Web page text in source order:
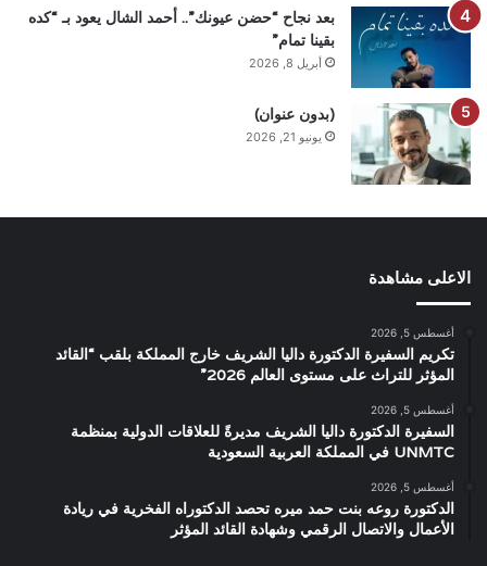
بعد نجاح “حضن عيونك”.. أحمد الشال يعود بـ “كده
بقينا تمام”
أبريل 8, 2026
(بدون عنوان)
يونيو 21, 2026
الاعلى مشاهدة
أغسطس 5, 2026
تكريم السفيرة الدكتورة داليا الشريف خارج المملكة بلقب “القائد
المؤثر للتراث على مستوى العالم 2026”
أغسطس 5, 2026
السفيرة الدكتورة داليا الشريف مديرةً للعلاقات الدولية بمنظمة
UNMTC في المملكة العربية السعودية
أغسطس 5, 2026
الدكتورة روعه بنت حمد ميره تحصد الدكتوراه الفخرية في ريادة
الأعمال والاتصال الرقمي وشهادة القائد المؤثر